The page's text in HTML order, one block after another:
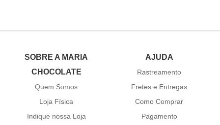
SOBRE A MARIA
CHOCOLATE
Quem Somos
Loja Física
Indique nossa Loja
AJUDA
Rastreamento
Fretes e Entregas
Como Comprar
Pagamento